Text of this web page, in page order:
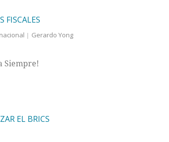
FISCALES
Gerardo Yong
Siempre!
EL BRICS